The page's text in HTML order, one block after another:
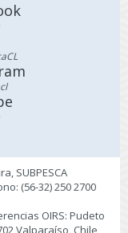
SUBPESCA
(56-32) 250 2700
OIRS: Pudeto
Valparaíso, Chile